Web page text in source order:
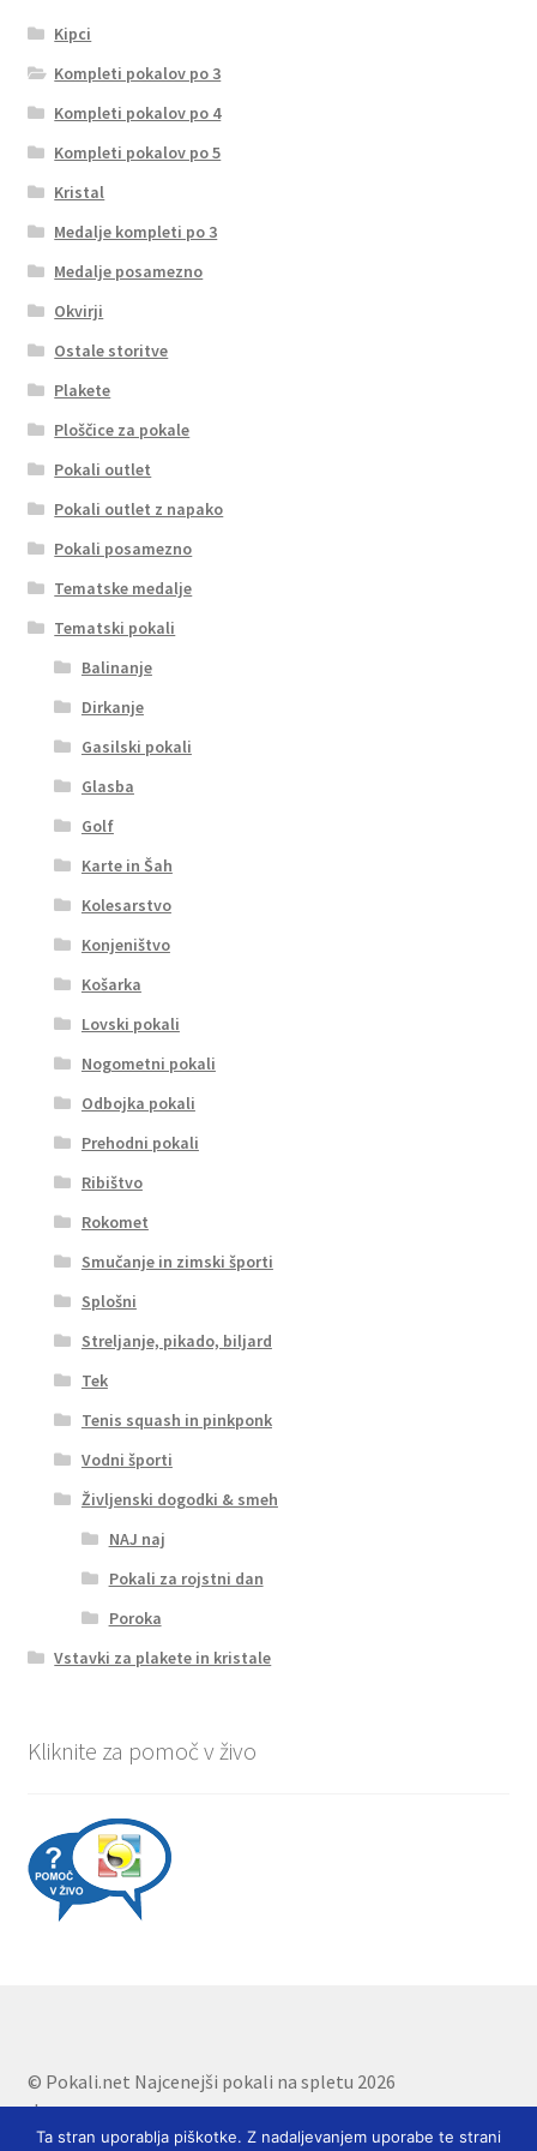
Kipci
Kompleti pokalov po 3
Kompleti pokalov po 4
Kompleti pokalov po 5
Kristal
Medalje kompleti po 3
Medalje posamezno
Okvirji
Ostale storitve
Plakete
Ploščice za pokale
Pokali outlet
Pokali outlet z napako
Pokali posamezno
Tematske medalje
Tematski pokali
Balinanje
Dirkanje
Gasilski pokali
Glasba
Golf
Karte in Šah
Kolesarstvo
Konjeništvo
Košarka
Lovski pokali
Nogometni pokali
Odbojka pokali
Prehodni pokali
Ribištvo
Rokomet
Smučanje in zimski športi
Splošni
Streljanje, pikado, biljard
Tek
Tenis squash in pinkponk
Vodni športi
Življenski dogodki & smeh
NAJ naj
Pokali za rojstni dan
Poroka
Vstavki za plakete in kristale
Kliknite za pomoč v živo
© Pokali.net Najcenejši pokali na spletu 2026
.
Ta stran uporablja piškotke. Z nadaljevanjem uporabe te strani